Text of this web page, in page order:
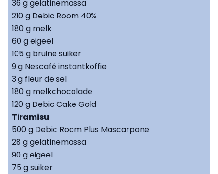
36 g gelatinemassa
210 g Debic Room 40%
180 g melk
60 g eigeel
105 g bruine suiker
9 g Nescafé instantkoffie
3 g fleur de sel
180 g melkchocolade
120 g Debic Cake Gold
Tiramisu
500 g Debic Room Plus Mascarpone
28 g gelatinemassa
90 g eigeel
75 g suiker